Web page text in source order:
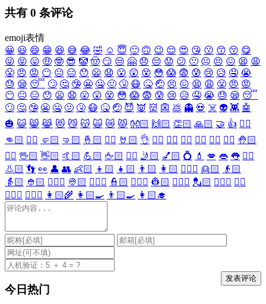
共有 0 条评论
emoji表情
😀 😃 😄 😁 😆 😅 😂 🤣 ☺️ 😇 🙂 🙃 😉 😌 😍 😘 😗 😙 😚 😋
😜 😝 😛 🤑 🤓 😎 🤡 🤠 😏 😒 🤗 😞 😔 😟 😕 🙁 ☹️ 😣 😖 😫 😩
😤 😠 😡 😶 😐 😑 😯 😦 😧 😮 😲 😵 😳 😱 😨 😰 😢 😥 🤤 😭
😓 😪 😴 🙄 🤔 🤥 😬 🤐 🤢 🤧 😷 🤒 🤕 😣 😖 😫 😩 😤 😠 😡
😶 😐 😑 😯 😦 😧 😮 😲 😵 😳 😱 😨 😰 😢 😥 🤤 😭 😓 😪 😴
🙄 🤔 🤥 😬 🤐 🤢 🤧 😷 🤒 🤕 😈 👿 👹 👺 💩 👻 💀 ☠️ 👽 👾 🤖
🎃 😺 😸 😹 😻 😼 😽 🙀 😿 😾 👐🏻 🙌🏻 👏🏻 🙏🏻 🤝 👍 👎🏻
👊🏻 ✊🏻 🤛🏻 🤜🏻 🤞🏻 ✌🏻 🤘🏻 👌 👈🏻 👉🏻 👆🏻 👇🏻 ☝🏻 ✋🏻 🤚🏻
🖐🏻 🖖🏻 👋🏻 🤙🏻 💪🏻 🖕🏻 ✍🏻 🤳🏻 💅🏻 💍 💄 💋 👄 👅 👂🏻
👃🏻 👣 👀 👤 👥 👶🏻 👦🏻 👧🏻 👨🏻 👩🏻 👱🏻‍♀️ 👱🏻
👴🏻
👵🏻 👲🏻 👳🏻‍♀️ 👳🏻 👮🏻‍♀️ 👮🏻 👷🏻‍♀️ 👷🏻 💂🏻‍♀️ 💂🏻 🕵🏻‍♀️ 🕵🏻
👩🏻‍⚕️ 👨🏻‍⚕️ 👩🏻‍🌾 👩🏻‍🍳 👨🏻‍🍳 👩🏻‍🎓
今日热门